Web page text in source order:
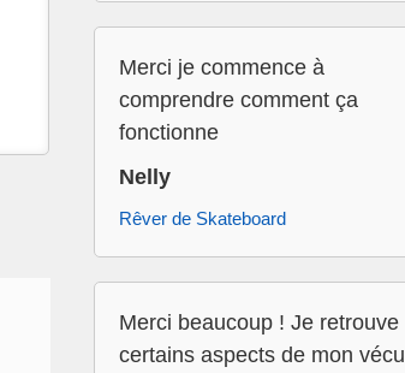
Merci je commence à
comprendre comment ça
fonctionne
Nelly
Rêver de Skateboard
Merci beaucoup ! Je retrouve
certains aspects de mon vécu